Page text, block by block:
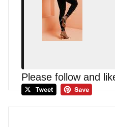
Please follow and